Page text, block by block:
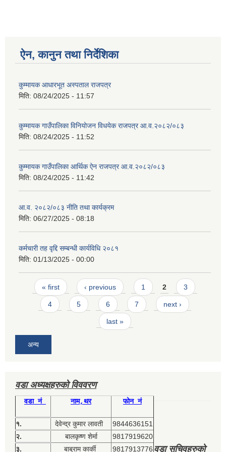
ऐन, कानुन तथा निर्देशिका
कुम्मायक आधारभूत अस्पताल राजपत्र
मिति: 08/24/2025 - 11:57
कुम्मायक गाउँपालिका विनियोजन विधयेक राजपत्र आ.व.२०८२/०८३
मिति: 08/24/2025 - 11:52
कुम्मायक गाउँपालिका आर्थिक ऐन राजपत्र आ.व.२०८२/०८३
मिति: 08/24/2025 - 11:42
आ.व. २०८२/०८३ नीति तथा कार्यक्रम
मिति: 06/27/2025 - 08:18
कर्मचारी तह वृद्दि सम्बन्धी कार्यविधि २०८१
मिति: 01/13/2025 - 00:00
Pages
« first ‹ previous 1 2 3
4 5 6 7 next ›
last »
अन्य
वडा अध्यक्षहरुको विववरण
वडा नं नाम,थर फोन नं
१. देवेन्द्र कुमार लावती
9844636151
२.
बालकृष्ण शेर्मा
9817919620
३.
बाबुराम कार्की 9817913776 वडा सचिवहरुको